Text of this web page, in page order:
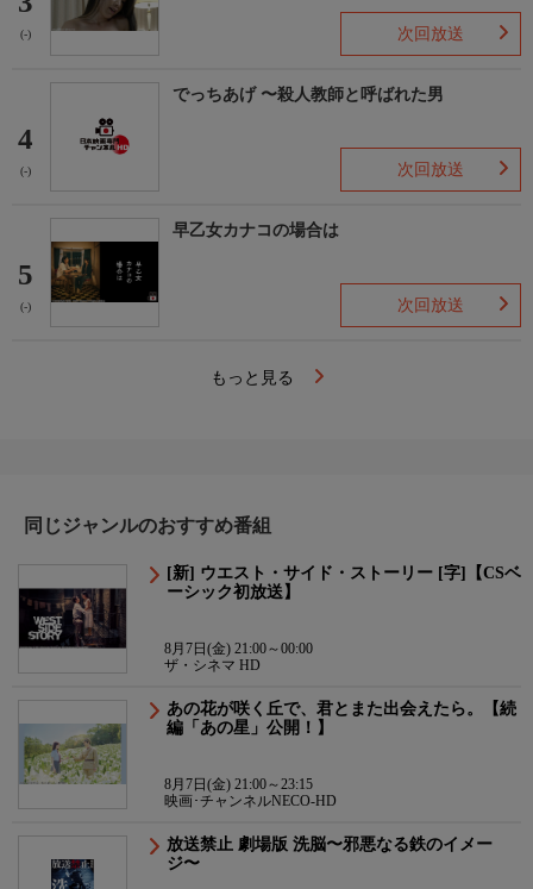
(-) 次回放送
4
(-)
でっちあげ 〜殺人教師と呼ばれた男
次回放送
5
(-)
早乙女カナコの場合は
次回放送
もっと見る
同じジャンルのおすすめ番組
[新] ウエスト・サイド・ストーリー [字]【CSベ
ーシック初放送】
8月7日(金) 21:00～00:00
ザ・シネマ HD
あの花が咲く丘で、君とまた出会えたら。【続
編「あの星」公開！】
8月7日(金) 21:00～23:15
映画･チャンネルNECO-HD
放送禁止 劇場版 洗脳〜邪悪なる鉄のイメー
ジ〜